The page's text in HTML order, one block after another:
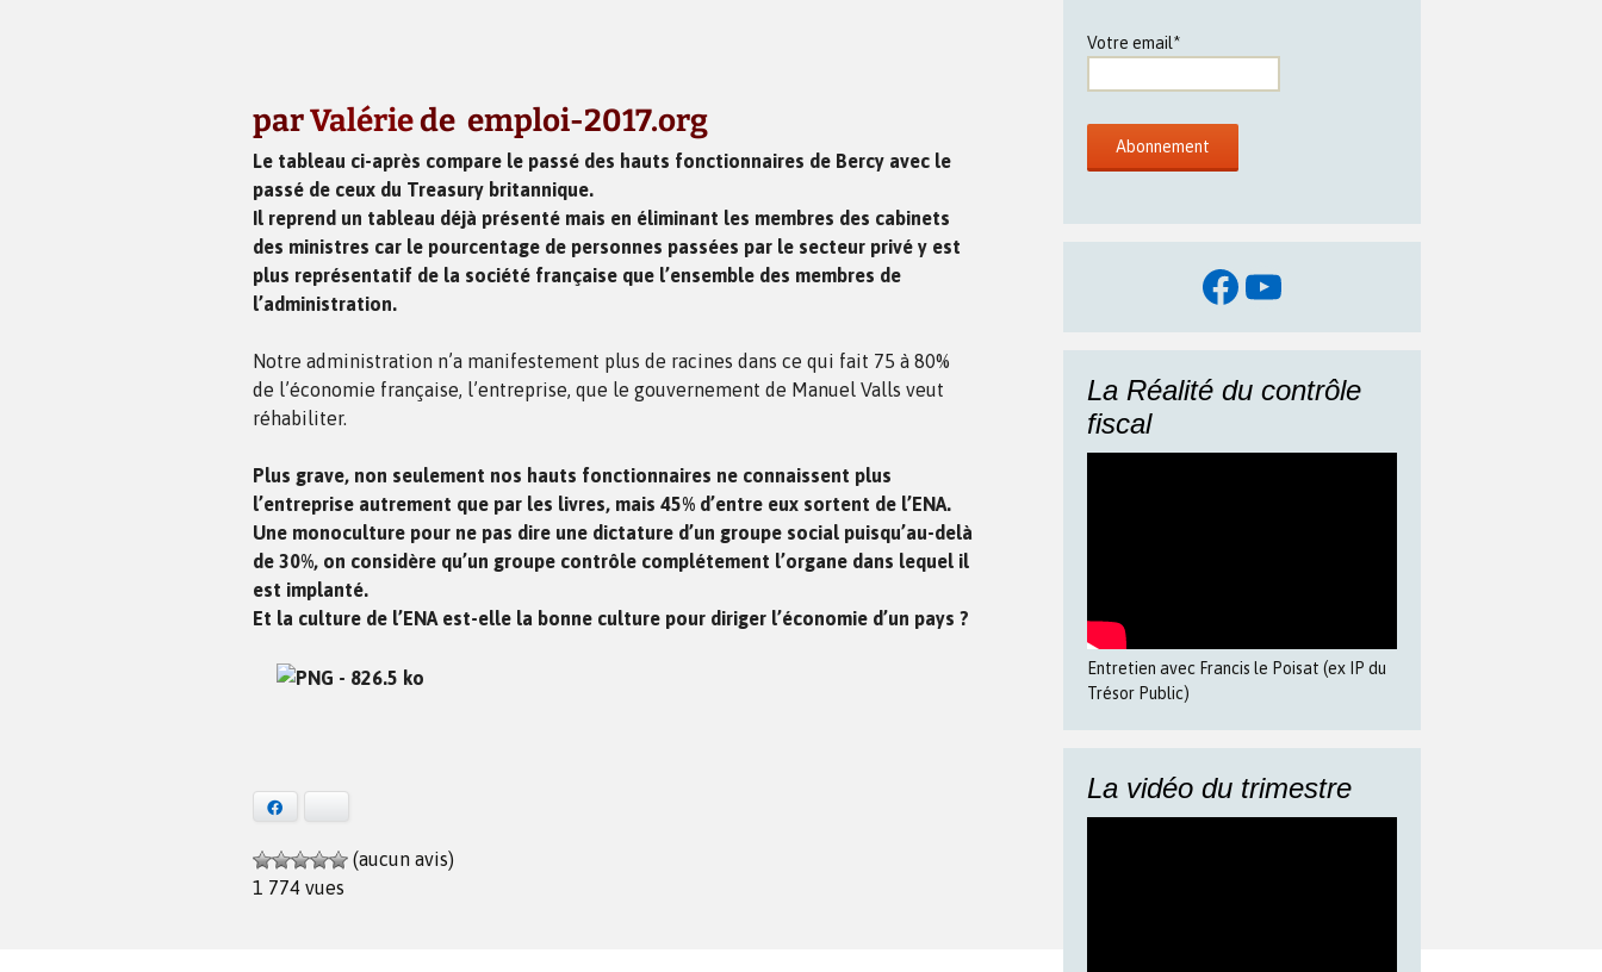
parValériede emploi-2017.org
Le tableau ci-après compare le passé des hauts fonctionnaires de Bercy avec le
passé de ceux du Treasury britannique.
Il reprend un tableau déjà présenté mais en éliminant les membres des cabinets
des ministres car le pourcentage de personnes passées par le secteur privé y est
plus représentatif de la société française que l’ensemble des membres de
l’administration.
Notre administration n’a manifestement plus de racines dans ce qui fait 75 à 80%
de l’économie française, l’entreprise, que le gouvernement de Manuel Valls veut
réhabiliter.
Plus grave, non seulement nos hauts fonctionnaires ne connaissent plus
l’entreprise autrement que par les livres, mais 45% d’entre eux sortent de l’ENA.
Une monoculture pour ne pas dire une dictature d’un groupe social puisqu’au-delà
de 30%, on considère qu’un groupe contrôle complétement l’organe dans lequel il
est implanté.
Et la culture de l’ENA est-elle la bonne culture pour diriger l’économie d’un pays ?
(aucun avis)
1 774 vues
Votre email*
Facebook
YouTube
La Réalité du contrôle
fiscal
Entretien avec Francis le Poisat (ex IP du
Trésor Public)
La vidéo du trimestre